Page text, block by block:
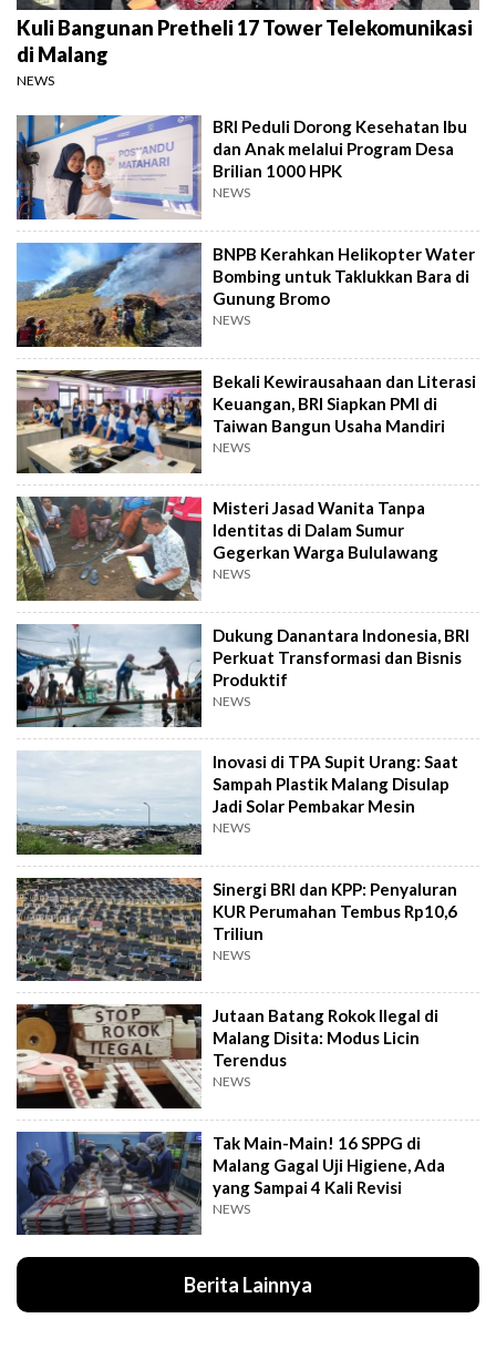
Kuli Bangunan Pretheli 17 Tower Telekomunikasi
di Malang
NEWS
BRI Peduli Dorong Kesehatan Ibu
dan Anak melalui Program Desa
Brilian 1000 HPK
NEWS
BNPB Kerahkan Helikopter Water
Bombing untuk Taklukkan Bara di
Gunung Bromo
NEWS
Bekali Kewirausahaan dan Literasi
Keuangan, BRI Siapkan PMI di
Taiwan Bangun Usaha Mandiri
NEWS
Misteri Jasad Wanita Tanpa
Identitas di Dalam Sumur
Gegerkan Warga Bululawang
NEWS
Dukung Danantara Indonesia, BRI
Perkuat Transformasi dan Bisnis
Produktif
NEWS
Inovasi di TPA Supit Urang: Saat
Sampah Plastik Malang Disulap
Jadi Solar Pembakar Mesin
NEWS
Sinergi BRI dan KPP: Penyaluran
KUR Perumahan Tembus Rp10,6
Triliun
NEWS
Jutaan Batang Rokok Ilegal di
Malang Disita: Modus Licin
Terendus
NEWS
Tak Main-Main! 16 SPPG di
Malang Gagal Uji Higiene, Ada
yang Sampai 4 Kali Revisi
NEWS
Berita Lainnya